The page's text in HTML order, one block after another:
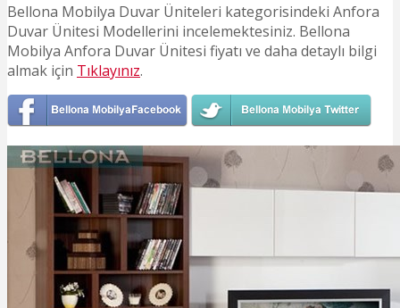
Bellona Mobilya Duvar Üniteleri kategorisindeki Anfora
Duvar Ünitesi Modellerini incelemektesiniz. Bellona
Mobilya Anfora Duvar Ünitesi fiyatı ve daha detaylı bilgi
almak için Tıklayınız.